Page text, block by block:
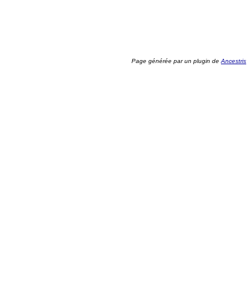
Page générée par un plugin de Ancestris